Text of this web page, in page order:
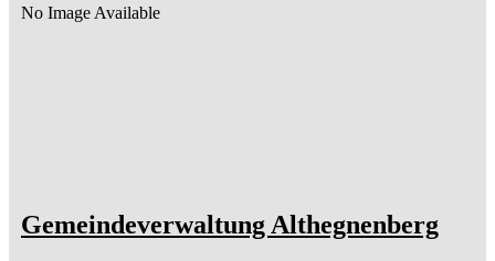
No Image Available
Gemeindeverwaltung Althegnenberg